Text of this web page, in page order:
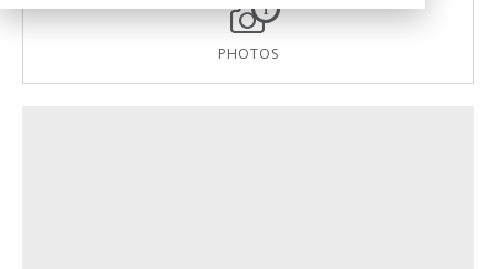
1
PHOTOS